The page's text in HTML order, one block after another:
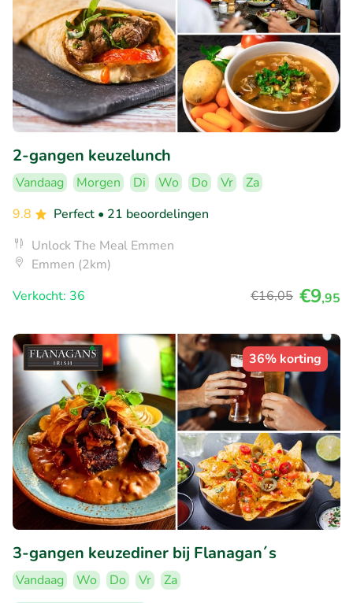
2-gangen keuzelunch
Vandaag Morgen Di Wo Do Vr
Za
9.8
Perfect • 21 beoordelingen
Unlock The Meal Emmen
Emmen (2km)
Verkocht: 36
€16,05 €9,95
36% korting
3-gangen keuzediner bij Flanagan´s
Vandaag Wo Do Vr Za